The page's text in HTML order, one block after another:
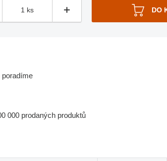
poradíme
000 prodaných produktů